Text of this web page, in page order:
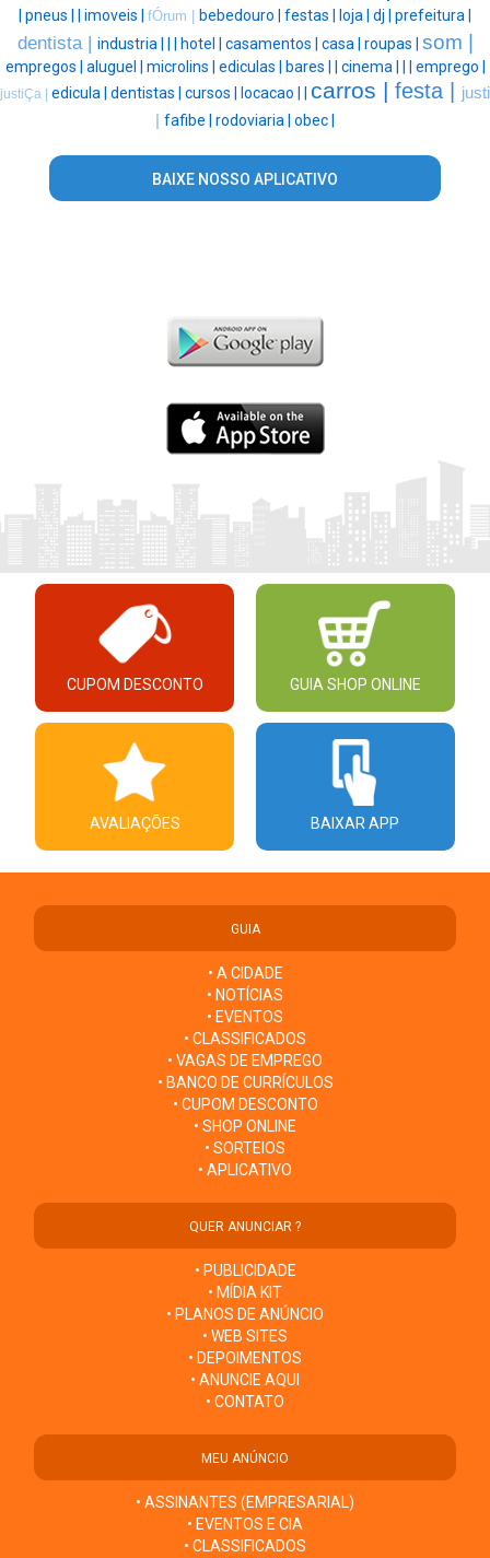
| pneus | | imoveis | fÓrum | bebedouro | festas | loja | dj | prefeitura |
dentista | industria | | | hotel | casamentos | casa | roupas | som |
empregos | aluguel | microlins | ediculas | bares | | cinema | | | emprego |
justiÇa | edicula | dentistas | cursos | locacao | | carros | festa | justi
| fafibe | rodoviaria | obec |
BAIXE NOSSO APLICATIVO
CUPOM DESCONTO GUIA SHOP ONLINE
AVALIAÇÕES BAIXAR APP
GUIA
• A CIDADE
• NOTÍCIAS
• EVENTOS
• CLASSIFICADOS
• VAGAS DE EMPREGO
• BANCO DE CURRÍCULOS
• CUPOM DESCONTO
• SHOP ONLINE
• SORTEIOS
• APLICATIVO
QUER ANUNCIAR ?
• PUBLICIDADE
• MÍDIA KIT
• PLANOS DE ANÚNCIO
• WEB SITES
• DEPOIMENTOS
• ANUNCIE AQUI
• CONTATO
MEU ANÚNCIO
• ASSINANTES (EMPRESARIAL)
• EVENTOS E CIA
• CLASSIFICADOS